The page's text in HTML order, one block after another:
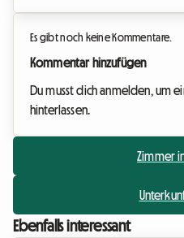
Es gibt noch keine Kommentare.
Kommentar hinzufügen
Du musst dich anmelden, um
hinterlassen.
Zimmer
Ebenfalls interessant